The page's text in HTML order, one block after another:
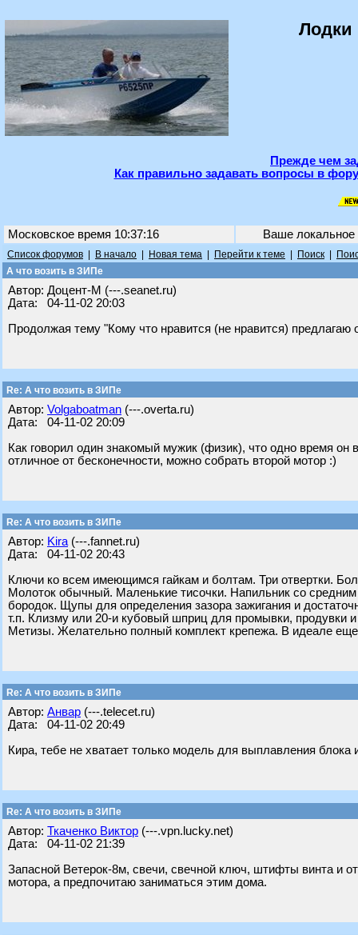
Лодки
Прежде чем
Как правильно задавать вопросы в
Московское время 10:37:16 Ваше
Список форумов В начало Новая тема Перейти к теме Поиск
А что возить в ЗИПе
Автор: Доцент-М (---.seanet.ru)
Дата: 04-11-02 20:03
Продолжая тему "Кому что нравится (не нравится) предлагаю
Re: А что возить в ЗИПе
Автор: Volgaboatman (---.overta.ru)
Дата: 04-11-02 20:09
Как говорил один знакомый мужик (физик), что одно время он
отличное от бесконечности, можно собрать второй мотор :)
Re: А что возить в ЗИПе
Автор: Kira (---.fannet.ru)
Дата: 04-11-02 20:43
Ключи ко всем имеющимся гайкам и болтам. Три отвертки.
Молоток обычный. Маленькие тисочки. Напильник со
бородок. Щупы для определения зазора зажигания и
т.п. Клизму или 20-и кубовый шприц для промывки, продувки и
Метизы. Желательно полный комплект крепежа. В идеале
Re: А что возить в ЗИПе
Автор: Анвар (---.telecet.ru)
Дата: 04-11-02 20:49
Кира, тебе не хватает только модель для выплавления блока
Re: А что возить в ЗИПе
Автор: Ткаченко Виктор (---.vpn.lucky.net)
Дата: 04-11-02 21:39
Запасной Ветерок-8м, свечи, свечной ключ, штифты винта и
мотора, а предпочитаю заниматься этим дома.